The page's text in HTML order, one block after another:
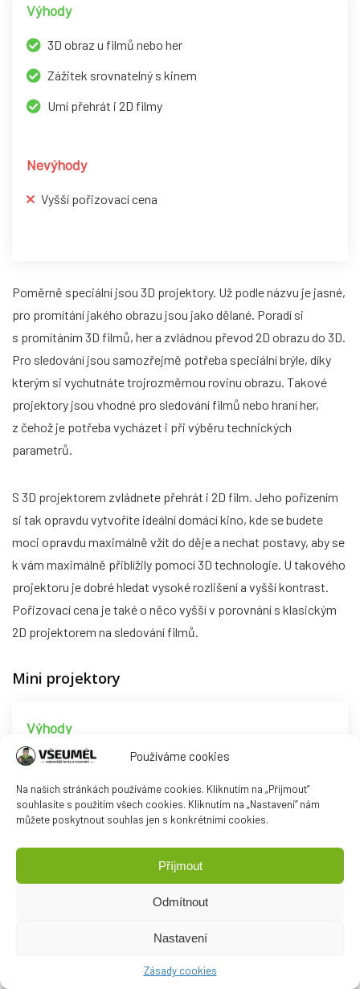
Používáme cookies
Na našich stránkách používáme cookies. Kliknutím na „Přijmout“
souhlasíte s použitím všech cookies. Kliknutím na „Nastavení“ nám
můžete poskytnout souhlas jen s konkrétními cookies.
Příjmout
Odmítnout
Nastavení
Zásady cookies
Výhody
3D obraz u filmů nebo her
Zážitek srovnatelný s kinem
Umí přehrát i 2D filmy
Nevýhody
Vyšší pořizovací cena
Poměrně speciální jsou 3D projektory. Už podle názvu je jasné,
pro promítání jakého obrazu jsou jako dělané. Poradí si
s promítáním 3D filmů, her a zvládnou převod 2D obrazu do 3D.
Pro sledování jsou samozřejmě potřeba speciální brýle, díky
kterým si vychutnáte trojrozměrnou rovinu obrazu. Takové
projektory jsou vhodné pro sledování filmů nebo hraní her,
z čehož je potřeba vycházet i při výběru technických
parametrů.
S 3D projektorem zvládnete přehrát i 2D film. Jeho pořízením
si tak opravdu vytvoříte ideální domácí kino, kde se budete
moci opravdu maximálně vžít do děje a nechat postavy, aby se
k vám maximálně přiblížily pomocí 3D technologie. U takového
projektoru je dobré hledat vysoké rozlišení a vyšší kontrast.
Pořizovací cena je také o něco vyšší v porovnání s klasickým
2D projektorem na sledování filmů.
Mini projektory
Výhody
Malé skladné rozměry a nízká hmotnost
Zabudovaná baterie nebo vnitřní paměť
Svítivost zajišťují LED světla, což znamená nižší
spotřebu